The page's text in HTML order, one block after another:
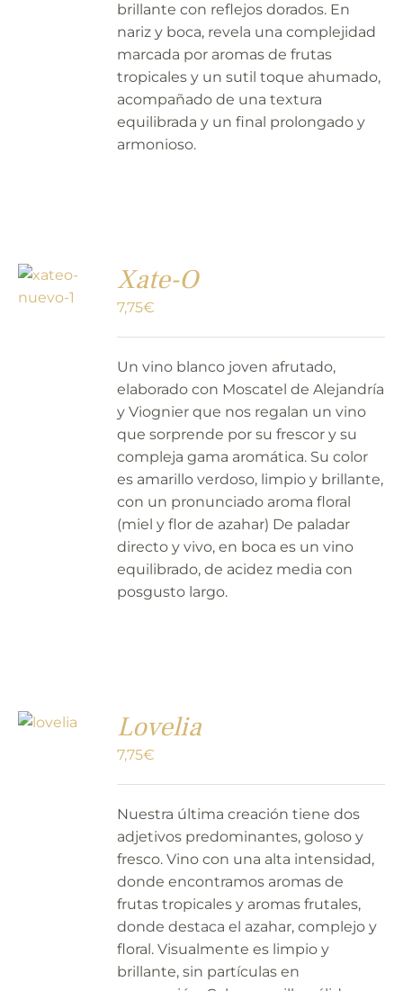
brillante con reflejos dorados. En
nariz y boca, revela una complejidad
marcada por aromas de frutas
tropicales y un sutil toque ahumado,
acompañado de una textura
equilibrada y un final prolongado y
armonioso.
Xate-O
7,75€
Un vino blanco joven afrutado,
elaborado con Moscatel de Alejandría
y Viognier que nos regalan un vino
que sorprende por su frescor y su
compleja gama aromática. Su color
es amarillo verdoso, limpio y brillante,
con un pronunciado aroma floral
(miel y flor de azahar) De paladar
directo y vivo, en boca es un vino
equilibrado, de acidez media con
posgusto largo.
Lovelia
7,75€
Nuestra última creación tiene dos
adjetivos predominantes, goloso y
fresco. Vino con una alta intensidad,
donde encontramos aromas de
frutas tropicales y aromas frutales,
donde destaca el azahar, complejo y
floral. Visualmente es limpio y
brillante, sin partículas en